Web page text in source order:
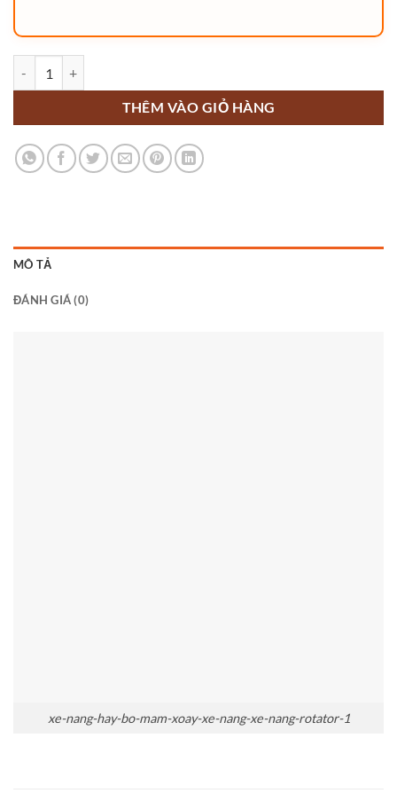
THÊM VÀO GIỎ HÀNG
MÔ TẢ
ĐÁNH GIÁ (0)
xe-nang-hay-bo-mam-xoay-xe-nang-xe-nang-rotator-1